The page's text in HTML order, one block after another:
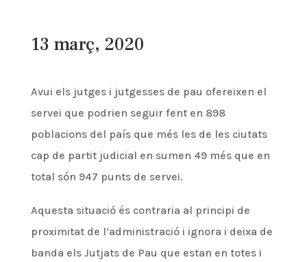
13 març, 2020
Avui els jutges i jutgesses de pau ofereixen el
servei que podrien seguir fent en 898
poblacions del país que més les de les ciutats
cap de partit judicial en sumen 49 més que en
total són 947 punts de servei.
Aquesta situació és contraria al principi de
proximitat de l’administració i ignora i deixa de
banda els Jutjats de Pau que estan en totes i